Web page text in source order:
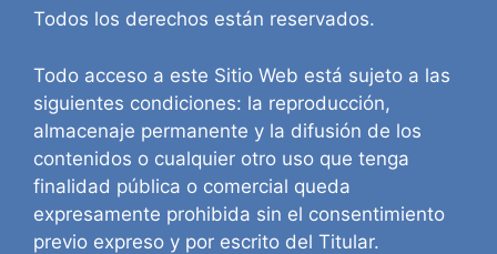
Todos los derechos están reservados.
Todo acceso a este Sitio Web está sujeto a las
siguientes condiciones: la reproducción,
almacenaje permanente y la difusión de los
contenidos o cualquier otro uso que tenga
finalidad pública o comercial queda
expresamente prohibida sin el consentimiento
previo expreso y por escrito del Titular.